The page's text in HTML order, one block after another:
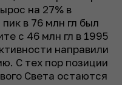
на 27% в
в 76 млн гл был
с 46 млн гл в 1995
направили
С тех пор позиции
Света остаются